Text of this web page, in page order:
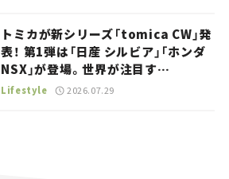
トミカが新シリーズ「tomica CW」発
表！ 第1弾は「日産 シルビア」「ホンダ
NSX」が登場。世界が注目す
る“JDM”に焦点【クルマとホビー】
Lifestyle 2026.07.29